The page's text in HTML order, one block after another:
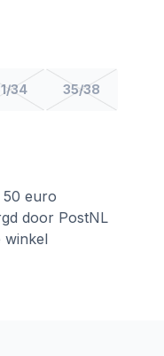
34 35/38
50 euro
door PostNL
winkel